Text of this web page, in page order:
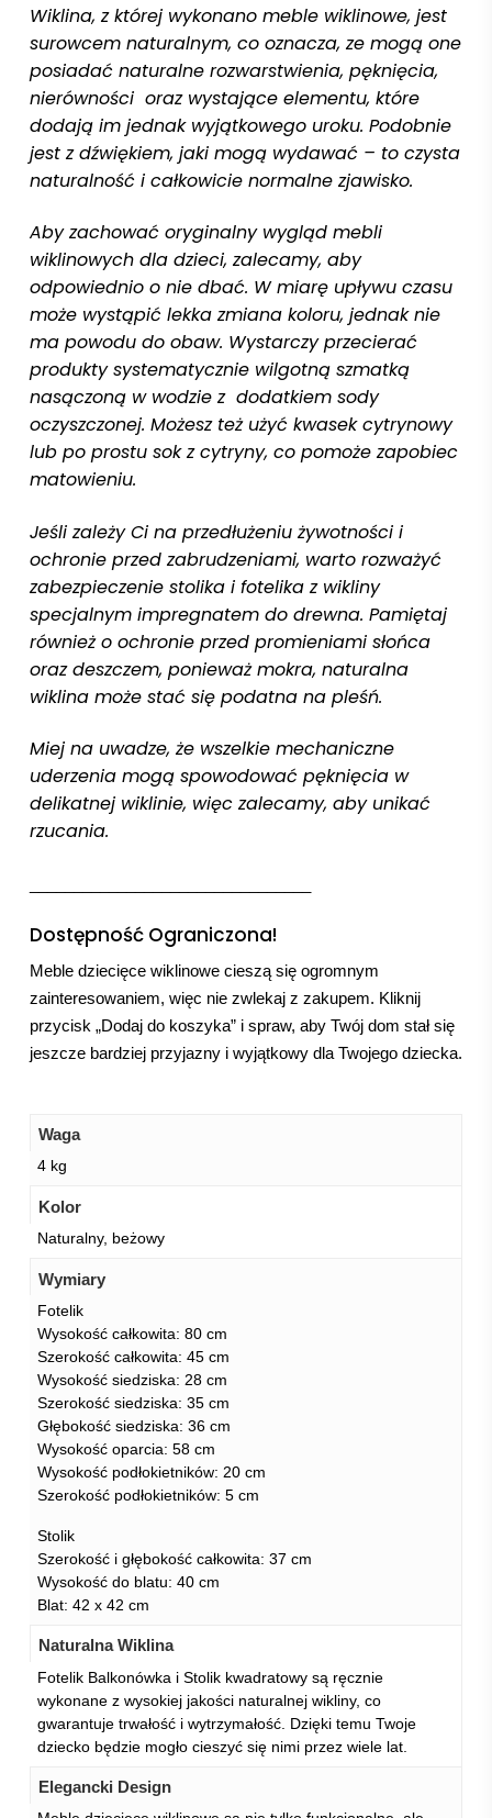
Wiklina, z której wykonano meble wiklinowe, jest
surowcem naturalnym, co oznacza, ze mogą one
posiadać naturalne rozwarstwienia, pęknięcia,
nierówności oraz wystające elementu, które
dodają im jednak wyjątkowego uroku. Podobnie
jest z dźwiękiem, jaki mogą wydawać – to czysta
naturalność i całkowicie normalne zjawisko.
Aby zachować oryginalny wygląd mebli
wiklinowych dla dzieci, zalecamy, aby
odpowiednio o nie dbać. W miarę upływu czasu
może wystąpić lekka zmiana koloru, jednak nie
ma powodu do obaw. Wystarczy przecierać
produkty systematycznie wilgotną szmatką
nasączoną w wodzie z dodatkiem sody
oczyszczonej. Możesz też użyć kwasek cytrynowy
lub po prostu sok z cytryny, co pomoże zapobiec
matowieniu.
Jeśli zależy Ci na przedłużeniu żywotności i
ochronie przed zabrudzeniami, warto rozważyć
zabezpieczenie stolika i fotelika z wikliny
specjalnym impregnatem do drewna. Pamiętaj
również o ochronie przed promieniami słońca
oraz deszczem, ponieważ mokra, naturalna
wiklina może stać się podatna na pleśń.
Miej na uwadze, że wszelkie mechaniczne
uderzenia mogą spowodować pęknięcia w
delikatnej wiklinie, więc zalecamy, aby unikać
rzucania.
Dostępność Ograniczona!
Meble dziecięce wiklinowe cieszą się ogromnym
zainteresowaniem, więc nie zwlekaj z zakupem. Kliknij
przycisk „Dodaj do koszyka” i spraw, aby Twój dom stał się
jeszcze bardziej przyjazny i wyjątkowy dla Twojego dziecka.
Waga
4 kg
Kolor
Naturalny, beżowy
Wymiary
Fotelik
Wysokość całkowita: 80 cm
Szerokość całkowita: 45 cm
Wysokość siedziska: 28 cm
Szerokość siedziska: 35 cm
Głębokość siedziska: 36 cm
Wysokość oparcia: 58 cm
Wysokość podłokietników: 20 cm
Szerokość podłokietników: 5 cm
Stolik
Szerokość i głębokość całkowita: 37 cm
Wysokość do blatu: 40 cm
Blat: 42 x 42 cm
Naturalna Wiklina
Fotelik Balkonówka i Stolik kwadratowy są ręcznie
wykonane z wysokiej jakości naturalnej wikliny, co
gwarantuje trwałość i wytrzymałość. Dzięki temu Twoje
dziecko będzie mogło cieszyć się nimi przez wiele lat.
Elegancki Design